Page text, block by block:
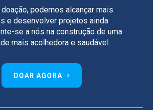
podemos alcançar mais
e desenvolver projetos ainda
se a nós na construção de uma
mais acolhedora e saudável.
DOAR AGORA